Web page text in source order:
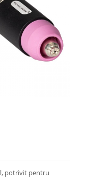
potrivit pentru